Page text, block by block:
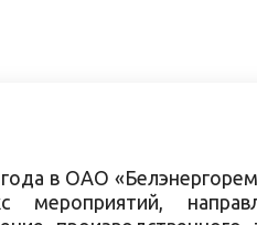
в ОАО
мероприятий,